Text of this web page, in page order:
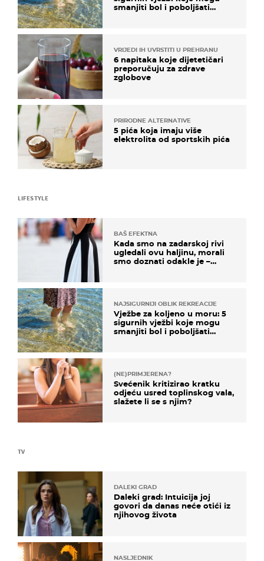
smanjiti bol i poboljšati
VRIJEDI IH UVRSTITI U PREHRANU
6 napitaka koje dijetetičari
preporučuju za zdrave
zglobove
PRIRODNE ALTERNATIVE
5 pića koja imaju više
elektrolita od sportskih pića
TV
DALEKI GRAD
Daleki grad: Intuicija joj
govori da danas neće otići iz
njihovog života
NASLJEDNIK
LIFESTYLE
BAŠ EFEKTNA
Kada smo na zadarskoj rivi
ugledali ovu haljinu, morali
smo doznati odakle je –
NAJSIGURNIJI OBLIK REKREACIJE
Vježbe za koljeno u moru: 5
sigurnih vježbi koje mogu
smanjiti bol i poboljšati
(NE)PRIMJERENA?
Svećenik kritizirao kratku
odjeću usred toplinskog vala,
slažete li se s njim?